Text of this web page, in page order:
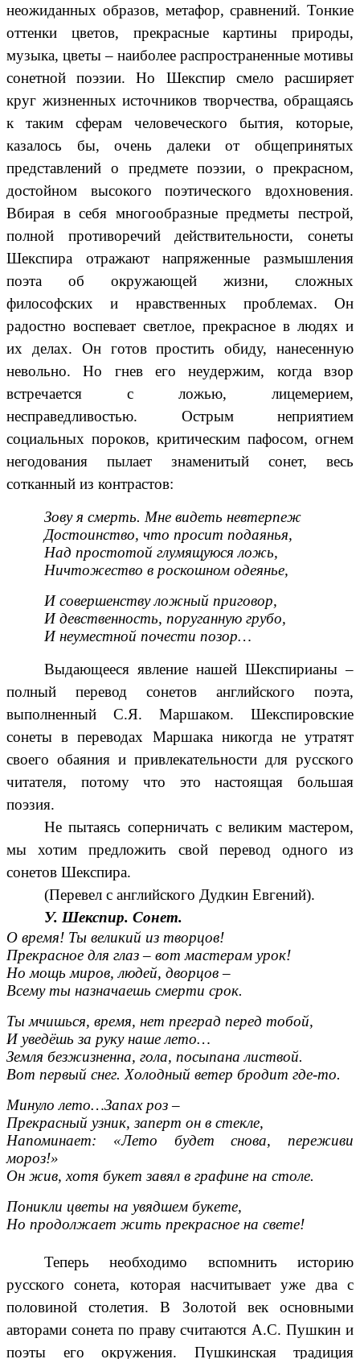
неожиданных образов, метафор, сравнений. Тонкие
оттенки цветов, прекрасные картины природы,
музыка, цветы – наиболее распространенные мотивы
сонетной поэзии. Но Шекспир смело расширяет
круг жизненных источников творчества, обращаясь
к таким сферам человеческого бытия, которые,
казалось бы, очень далеки от общепринятых
представлений о предмете поэзии, о прекрасном,
достойном высокого поэтического вдохновения.
Вбирая в себя многообразные предметы пестрой,
полной противоречий действительности, сонеты
Шекспира отражают напряженные размышления
поэта об окружающей жизни, сложных
философских и нравственных проблемах. Он
радостно воспевает светлое, прекрасное в людях и
их делах. Он готов простить обиду, нанесенную
невольно. Но гнев его неудержим, когда взор
встречается с ложью, лицемерием,
несправедливостью. Острым неприятием
социальных пороков, критическим пафосом, огнем
негодования пылает знаменитый сонет, весь
сотканный из контрастов:
Зову я смерть. Мне видеть невтерпеж
Достоинство, что просит подаянья,
Над простотой глумящуюся ложь,
Ничтожество в роскошном одеянье,
И совершенству ложный приговор,
И девственность, поруганную грубо,
И неуместной почести позор…
Выдающееся явление нашей Шекспирианы –
полный перевод сонетов английского поэта,
выполненный С.Я. Маршаком. Шекспировские
сонеты в переводах Маршака никогда не утратят
своего обаяния и привлекательности для русского
читателя, потому что это настоящая большая
поэзия.
Не пытаясь соперничать с великим мастером,
мы хотим предложить свой перевод одного из
сонетов Шекспира.
(Перевел с английского Дудкин Евгений).
У. Шекспир. Сонет.
О время! Ты великий из творцов!
Прекрасное для глаз – вот мастерам урок!
Но мощь миров, людей, дворцов –
Всему ты назначаешь смерти срок.
Ты мчишься, время, нет преград перед тобой,
И уведёшь за руку наше лето…
Земля безжизненна, гола, посыпана листвой.
Вот первый снег. Холодный ветер бродит где-то.
Минуло лето…Запах роз –
Прекрасный узник, заперт он в стекле,
Напоминает: «Лето будет снова, переживи
мороз!»
Он жив, хотя букет завял в графине на столе.
Поникли цветы на увядшем букете,
Но продолжает жить прекрасное на свете!
Теперь необходимо вспомнить историю
русского сонета, которая насчитывает уже два с
половиной столетия. В Золотой век основными
авторами сонета по праву считаются А.С. Пушкин и
поэты его окружения. Пушкинская традиция